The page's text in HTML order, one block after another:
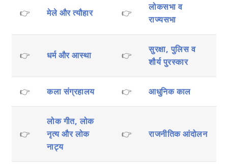
👉 मेले और त्यौहार 👉
लोकसभा व
राज्यसभा
👉 धर्म और आस्था 👉
सुरक्षा, पुलिस व
शौर्य पुरस्कार
👉 कला संग्रहालय 👉 आधुनिक काल
👉
लोक गीत, लोक
नृत्य और लोक
नाट्य
👉 राजनीतिक आंदोलन